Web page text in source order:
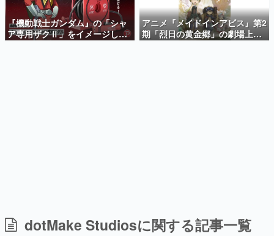
殿堂入り記事
SNS拡散数が数千以上！ ページビュー数万以上！ などな
ど。多くの人々に読まれた、電ファミ渾身の“殿堂入り”記
事をまとめました。
日本のコンテンツ産業やカルチャーに与えた影響を探る企
画です。
『機動戦士ガンダム』の「シャ
ア専用ザクⅡ」をイメージした
散水ホースリールが予約開始。
アニメ『メイドインアビス』第2
期「烈日の黄金郷」の劇場上映
が決定！レグ役・伊瀬茉莉也さ
dotMake Studiosに関する記事一覧